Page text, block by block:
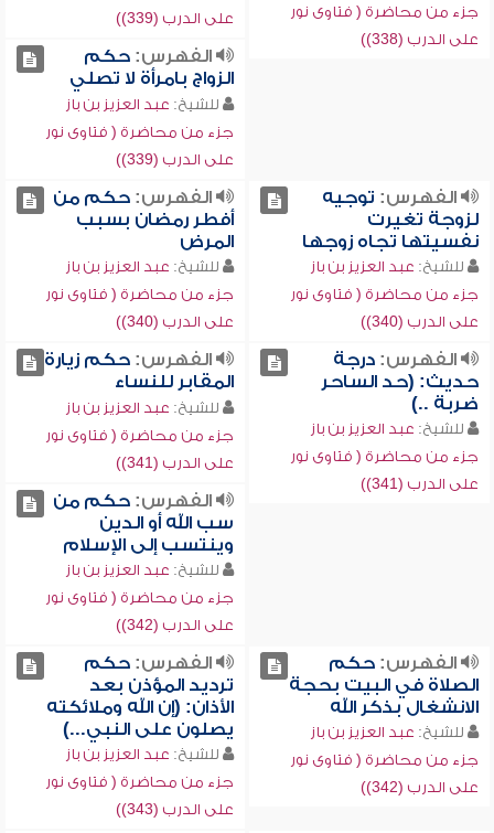
جزء من محاضرة ( فتاوى نور
على الدرب (338))
على الدرب (339))
الفهرس:حكم
الزواج بامرأة لا تصلي
للشيخ: عبد العزيز بن باز
جزء من محاضرة ( فتاوى نور
على الدرب (339))
الفهرس: توجيه
لزوجة تغيرت
نفسيتها تجاه زوجها
للشيخ: عبد العزيز بن باز
جزء من محاضرة ( فتاوى نور
على الدرب (340))
الفهرس:حكم من
أفطر رمضان بسبب
المرض
للشيخ: عبد العزيز بن باز
جزء من محاضرة ( فتاوى نور
على الدرب (340))
الفهرس:درجة
حديث: (حد الساحر
ضربة ..)
للشيخ: عبد العزيز بن باز
جزء من محاضرة ( فتاوى نور
على الدرب (341))
الفهرس:حكم زيارة
المقابر للنساء
للشيخ: عبد العزيز بن باز
جزء من محاضرة ( فتاوى نور
على الدرب (341))
الفهرس:حكم من
سب الله أو الدين
وينتسب إلى الإسلام
للشيخ: عبد العزيز بن باز
جزء من محاضرة ( فتاوى نور
على الدرب (342))
الفهرس:حكم
الصلاة في البيت بحجة
الانشغال بذكر الله
للشيخ: عبد العزيز بن باز
جزء من محاضرة ( فتاوى نور
على الدرب (342))
الفهرس:حكم
ترديد المؤذن بعد
الأذان: (إن الله وملائكته
يصلون على النبي...)
للشيخ: عبد العزيز بن باز
جزء من محاضرة ( فتاوى نور
على الدرب (343))